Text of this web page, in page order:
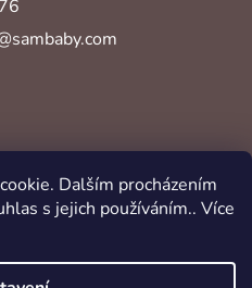
Dalším procházením
s jejich používáním.. Více
Shoptet